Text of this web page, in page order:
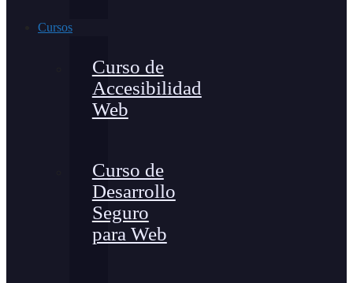
Cursos
Curso de
Accesibilidad
Web
Curso de
Desarrollo
Seguro
para Web